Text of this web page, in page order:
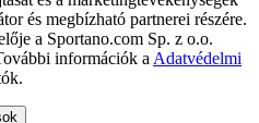
és megbízható partnerei részére.
a Sportano.com Sp. z o.o.
információk a Adatvédelmi